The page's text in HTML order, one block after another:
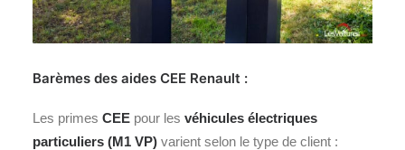
Barèmes des aides CEE Renault :
Les primes CEE pour les véhicules électriques
particuliers (M1 VP) varient selon le type de client :